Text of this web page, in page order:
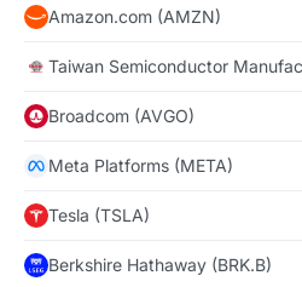
Amazon.com (AMZN)
Taiwan Semiconductor
Broadcom (AVGO)
Meta Platforms (META)
Tesla (TSLA)
Berkshire Hathaway (BRK.B)